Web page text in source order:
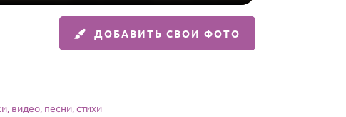
ДОБАВИТЬ СВОИ ФОТО
видео, песни, стихи